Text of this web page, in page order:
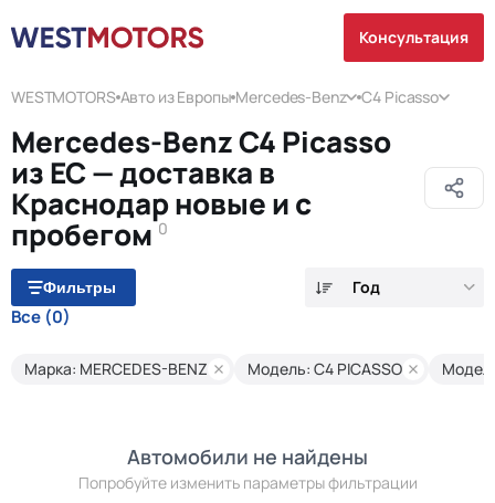
Консультация
WESTMOTORS Авто из Европы Mercedes-Benz C4 Picasso
Mercedes-Benz C4 Picasso
из ЕС — доставка в
Краснодар новые и с
пробегом0
Фильтры Год
Все (0)
Марка: MERCEDES-BENZ Модель: C4 PICASSO
Автомобили не найдены
Попробуйте изменить параметры фильтрации